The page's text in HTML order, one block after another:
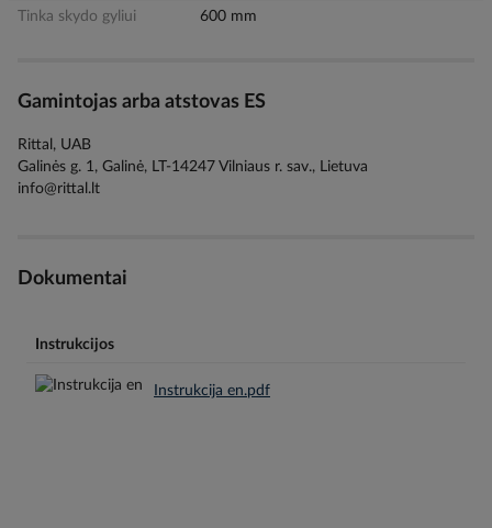
Tinka skydo gyliui
600 mm
Gamintojas arba atstovas ES
Rittal, UAB
Galinės g. 1, Galinė, LT-14247 Vilniaus r. sav., Lietuva
info@rittal.lt
Dokumentai
Instrukcijos
Instrukcija en.pdf